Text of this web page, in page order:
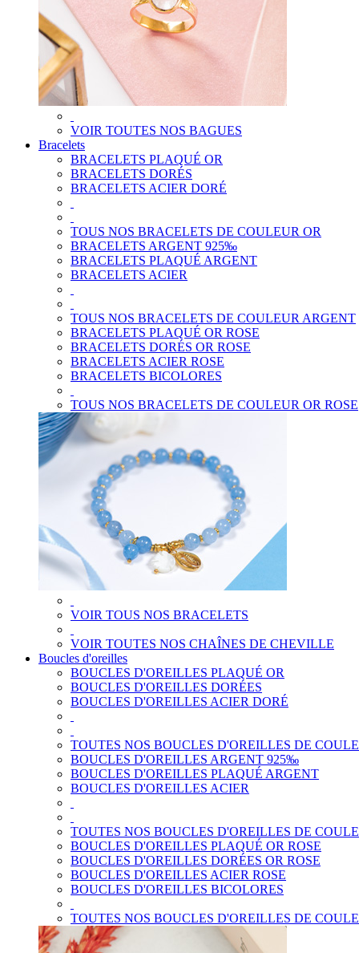
VOIR TOUTES NOS BAGUES
Bracelets
BRACELETS PLAQUÉ OR
BRACELETS DORÉS
BRACELETS ACIER DORÉ
TOUS NOS BRACELETS DE COULEUR OR
BRACELETS ARGENT 925‰
BRACELETS PLAQUÉ ARGENT
BRACELETS ACIER
TOUS NOS BRACELETS DE COULEUR ARGENT
BRACELETS PLAQUÉ OR ROSE
BRACELETS DORÉS OR ROSE
BRACELETS ACIER ROSE
BRACELETS BICOLORES
TOUS NOS BRACELETS DE COULEUR OR ROSE
VOIR TOUS NOS BRACELETS
VOIR TOUTES NOS CHAÎNES DE CHEVILLE
Boucles d'oreilles
BOUCLES D'OREILLES PLAQUÉ OR
BOUCLES D'OREILLES DORÉES
BOUCLES D'OREILLES ACIER DORÉ
TOUTES NOS BOUCLES D'OREILLES DE
BOUCLES D'OREILLES ARGENT 925‰
BOUCLES D'OREILLES PLAQUÉ ARGENT
BOUCLES D'OREILLES ACIER
TOUTES NOS BOUCLES D'OREILLES DE
BOUCLES D'OREILLES PLAQUÉ OR ROSE
BOUCLES D'OREILLES DORÉES OR ROSE
BOUCLES D'OREILLES ACIER ROSE
BOUCLES D'OREILLES BICOLORES
TOUTES NOS BOUCLES D'OREILLES DE